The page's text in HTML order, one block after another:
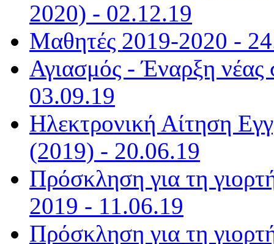
2020) - 02.12.19
Μαθητές 2019-2020 -
Αγιασμός - Έναρξη νέας
03.09.19
Ηλεκτρονική Αίτηση
(2019) - 20.06.19
Πρόσκληση για τη
2019 - 11.06.19
Πρόσκληση για τη